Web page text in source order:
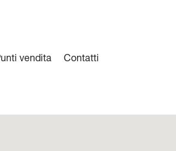
vendita Contatti